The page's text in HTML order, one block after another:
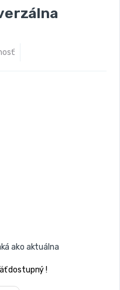
ako aktuálna
dostupný !